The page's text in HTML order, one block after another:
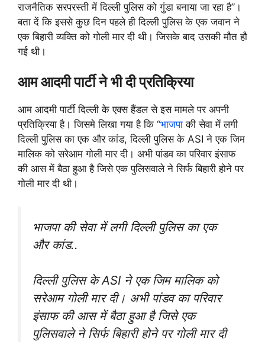
राजनैतिक सरपरस्ती में दिल्ली पुलिस को गुंडा बनाया जा रहा है”।
बता दें कि इससे कुछ दिन पहले ही दिल्ली पुलिस के एक जवान ने
एक बिहारी व्यक्ति को गोली मार दी थी। जिसके बाद उसकी मौत हौ
गई थी।
आम आदमी पार्टी ने भी दी प्रतिक्रिया
आम आदमी पार्टी दिल्ली के एक्स हैंडल से इस मामले पर अपनी
प्रतिक्रिया है। जिसमे लिखा गया है कि “भाजपा की सेवा में लगी
दिल्ली पुलिस का एक और कांड, दिल्ली पुलिस के ASI ने एक जिम
मालिक को सरेआम गोली मार दी। अभी पांडव का परिवार इंसाफ
की आस में बैठा हुआ है जिसे एक पुलिसवाले ने सिर्फ बिहारी होने पर
गोली मार दी थी।
भाजपा की सेवा में लगी दिल्ली पुलिस का एक
और कांड..
दिल्ली पुलिस के ASI ने एक जिम मालिक को
सरेआम गोली मार दी। अभी पांडव का परिवार
इंसाफ की आस में बैठा हुआ है जिसे एक
पुलिसवाले ने सिर्फ बिहारी होने पर गोली मार दी